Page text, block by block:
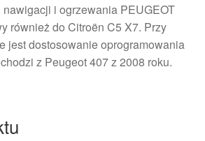
i ogrzewania PEUGEOT
również do Citroën C5 X7. Przy
jest dostosowanie oprogramowania
z Peugeot 407 z 2008 roku.